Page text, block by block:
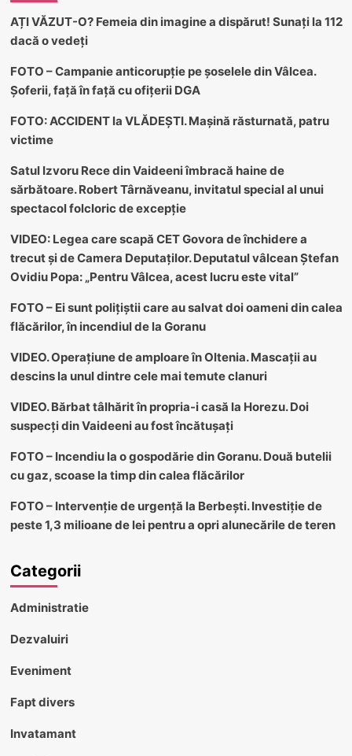
AȚI VĂZUT-O? Femeia din imagine a dispărut! Sunați la 112
dacă o vedeți
FOTO – Campanie anticorupție pe șoselele din Vâlcea.
Șoferii, față în față cu ofițerii DGA
FOTO: ACCIDENT la VLĂDEȘTI. Mașină răsturnată, patru
victime
Satul Izvoru Rece din Vaideeni îmbracă haine de
sărbătoare. Robert Târnăveanu, invitatul special al unui
spectacol folcloric de excepție
VIDEO: Legea care scapă CET Govora de închidere a
trecut și de Camera Deputaților. Deputatul vâlcean Ștefan
Ovidiu Popa: „Pentru Vâlcea, acest lucru este vital”
FOTO – Ei sunt polițiștii care au salvat doi oameni din calea
flăcărilor, în incendiul de la Goranu
VIDEO. Operațiune de amploare în Oltenia. Mascații au
descins la unul dintre cele mai temute clanuri
VIDEO. Bărbat tâlhărit în propria-i casă la Horezu. Doi
suspecți din Vaideeni au fost încătușați
FOTO – Incendiu la o gospodărie din Goranu. Două butelii
cu gaz, scoase la timp din calea flăcărilor
FOTO – Intervenție de urgență la Berbești. Investiție de
peste 1,3 milioane de lei pentru a opri alunecările de teren
Categorii
Administratie
Dezvaluiri
Eveniment
Fapt divers
Invatamant